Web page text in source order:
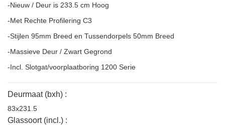
-Nieuw / Deur is 233.5 cm Hoog
-Met Rechte Profilering C3
-Stijlen 95mm Breed en Tussendorpels 50mm Breed
-Massieve Deur / Zwart Gegrond
-Incl. Slotgat/voorplaatboring 1200 Serie
Deurmaat (bxh) :
83x231.5
Glassoort (incl.) :